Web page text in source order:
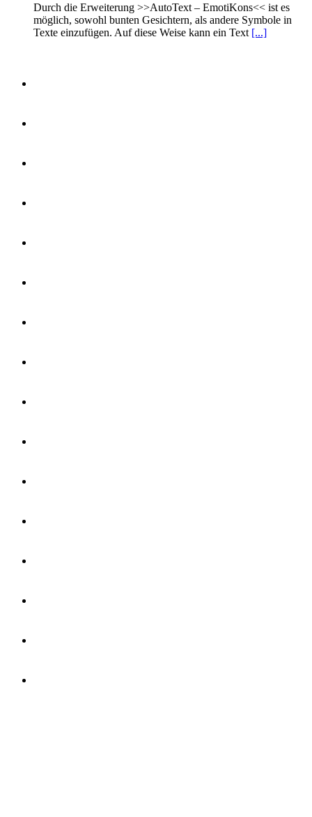
Durch die Erweiterung >>AutoText – EmotiKons<< ist es
möglich, sowohl bunten Gesichtern, als andere Symbole in
Texte einzufügen. Auf diese Weise kann ein Text [...]